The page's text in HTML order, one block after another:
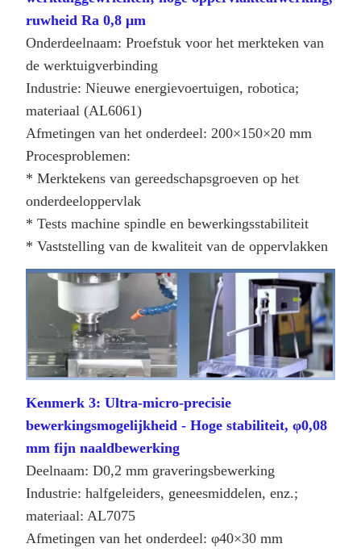
ruwheid Ra 0,8 μm
Onderdeelnaam: Proefstuk voor het merkteken van
de werktuigverbinding
Industrie: Nieuwe energievoertuigen, robotica;
materiaal (AL6061)
Afmetingen van het onderdeel: 200×150×20 mm
Procesproblemen:
* Merktekens van gereedschapsgroeven op het
onderdeeloppervlak
* Tests machine spindle en bewerkingsstabiliteit
* Vaststelling van de kwaliteit van de oppervlakken
Kenmerk 3: Ultra-micro-precisie
bewerkingsmogelijkheid - Hoge stabiliteit, φ0,08
mm fijn naaldbewerking
Deelnaam: D0,2 mm graveringsbewerking
Industrie: halfgeleiders, geneesmiddelen, enz.;
materiaal: AL7075
Afmetingen van het onderdeel: φ40×30 mm